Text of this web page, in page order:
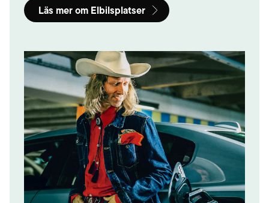
Läs mer om Elbilsplatser